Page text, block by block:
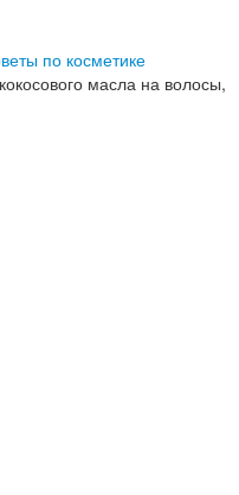
по косметике
масла на волосы,